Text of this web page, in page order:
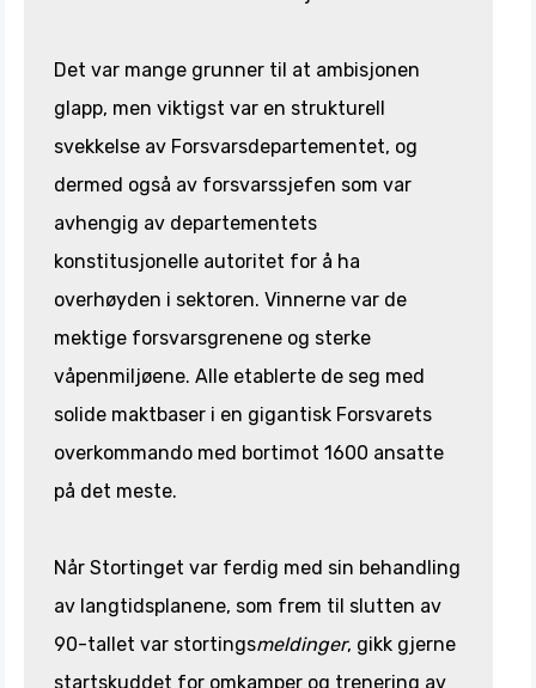
Det var mange grunner til at ambisjonen
glapp, men viktigst var en strukturell
svekkelse av Forsvarsdepartementet, og
dermed også av forsvarssjefen som var
avhengig av departementets
konstitusjonelle autoritet for å ha
overhøyden i sektoren. Vinnerne var de
mektige forsvarsgrenene og sterke
våpenmiljøene. Alle etablerte de seg med
solide maktbaser i en gigantisk Forsvarets
overkommando med bortimot 1600 ansatte
på det meste.
Når Stortinget var ferdig med sin behandling
av langtidsplanene, som frem til slutten av
90-tallet var stortingsmeldinger, gikk gjerne
startskuddet for omkamper og trenering av